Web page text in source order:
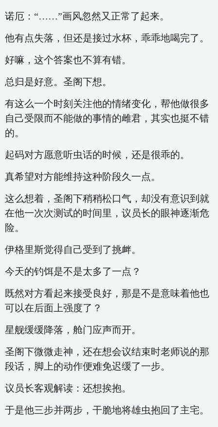
诺厄：“……”画风忽然又正常了起来。
他有点失落，但还是接过水杯，乖乖地喝完了。
好嘛，这个答案也不算有错。
总归是好意。圣阁下想。
有这么一个时刻关注他的情绪变化，帮他做很多
自己受限而不能做的事情的雌君，其实也挺不错
的。
起码对方愿意听虫话的时候，还是很乖的。
真希望对方能维持这种阶段久一点。
这么想着，圣阁下稍稍松口气，却没有意识到就
在他一次次测试的时间里，议员长的眼神逐渐危
险。
伊格里斯觉得自己受到了挑衅。
今天的钓饵是不是太多了一点？
既然对方看起来接受良好，那是不是意味着他也
可以在后面上强度了？
星舰缓缓降落，舱门应声而开。
圣阁下微微走神，还在想会议结束时老师说的那
段话，脚上的动作便难免迟缓了一步。
议员长客观解读：还想挨抱。
于是他三步并两步，干脆地将雄虫抱回了主宅。